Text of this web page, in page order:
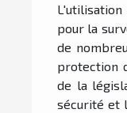
pour la
de
protection
de la
sécurité et